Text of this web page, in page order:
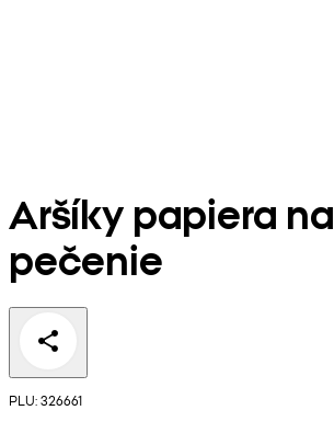
Aršíky papiera na
pečenie
PLU: 326661